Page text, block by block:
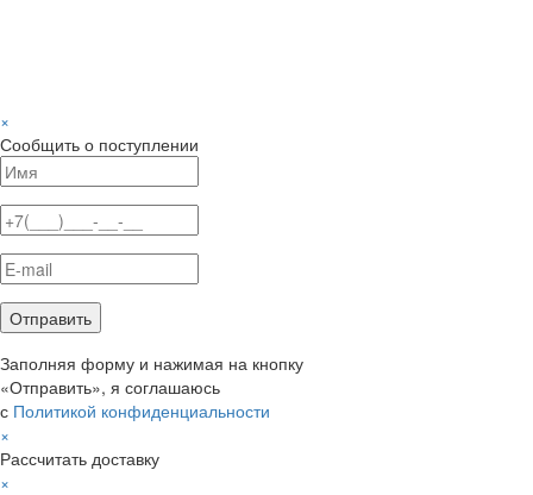
×
Сообщить о поступлении
Заполняя форму и нажимая на кнопку
«Отправить», я соглашаюсь
с Политикой конфиденциальности
×
Рассчитать доставку
×